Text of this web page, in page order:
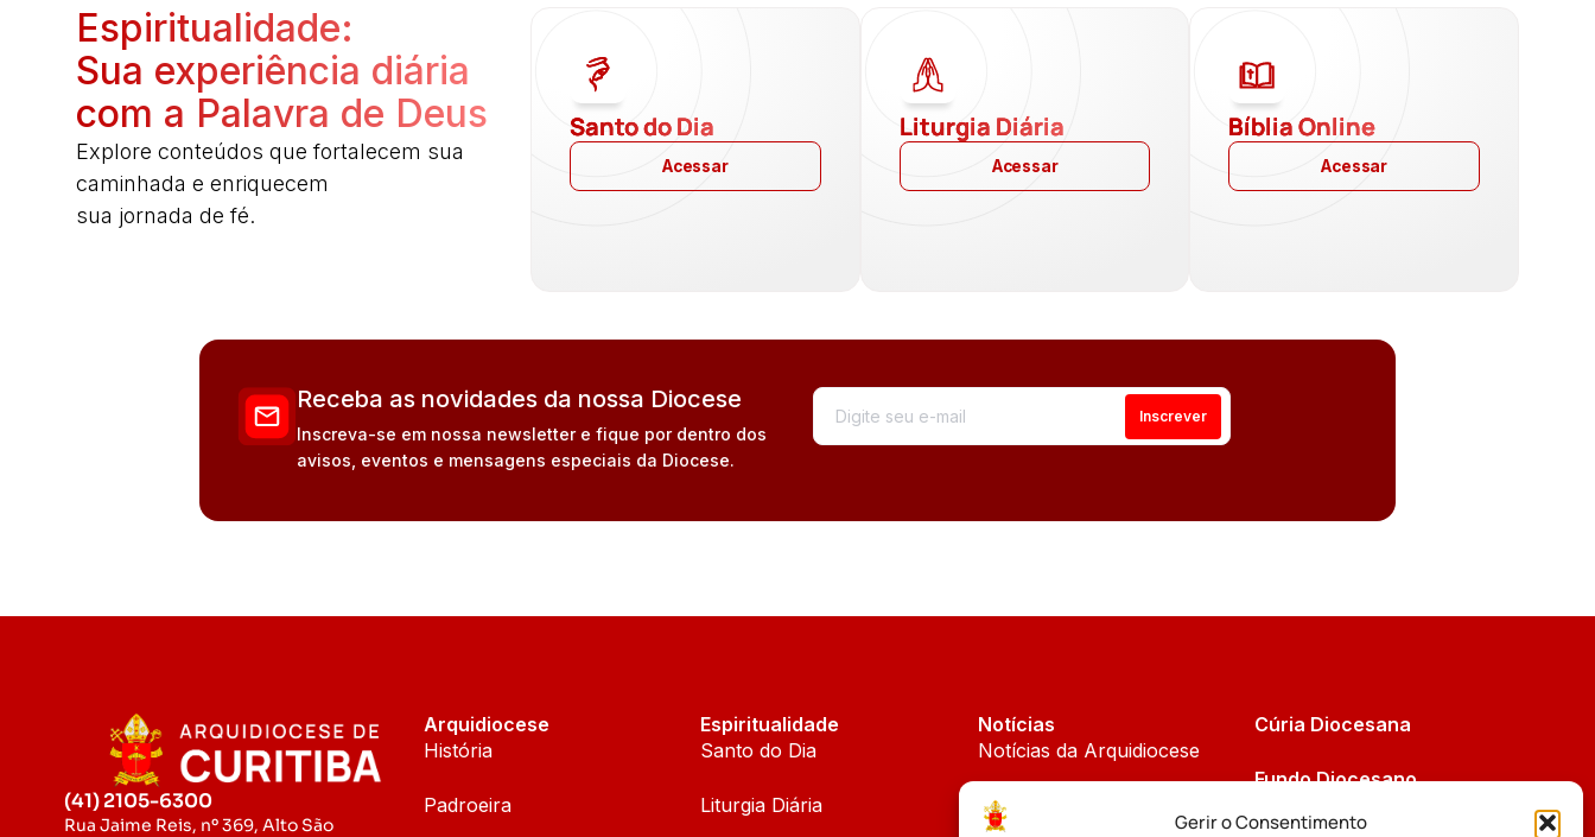
Gerir o Consentimento
Espiritualidade:
Sua experiência diária
com a Palavra de Deus
Explore conteúdos que fortalecem sua
caminhada e enriquecem
sua jornada de fé.
Santo do Dia
Acessar
Liturgia Diária
Acessar
Bíblia Online
Acessar
Receba as novidades da nossa Diocese
Inscreva-se em nossa newsletter e fique por dentro dos
avisos, eventos e mensagens especiais da Diocese.
(41) 2105-6300
Rua Jaime Reis, nº 369, Alto São
Arquidiocese
História
Padroeira
Espiritualidade
Santo do Dia
Liturgia Diária
Notícias
Notícias da Arquidiocese
Notícias Cáritas
Cúria Diocesana
Fundo Diocesano